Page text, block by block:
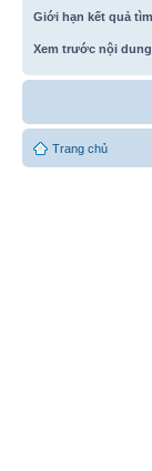
Giới hạn kết quả
Xem trước nội
Trang chủ